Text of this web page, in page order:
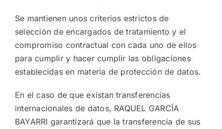
Se mantienen unos criterios estrictos de
selección de encargados de tratamiento y el
compromiso contractual con cada uno de ellos
para cumplir y hacer cumplir las obligaciones
establecidas en materia de protección de datos.
En el caso de que existan transferencias
internacionales de datos, RAQUEL GARCÍA
BAYARRI garantizará que la transferencia de sus